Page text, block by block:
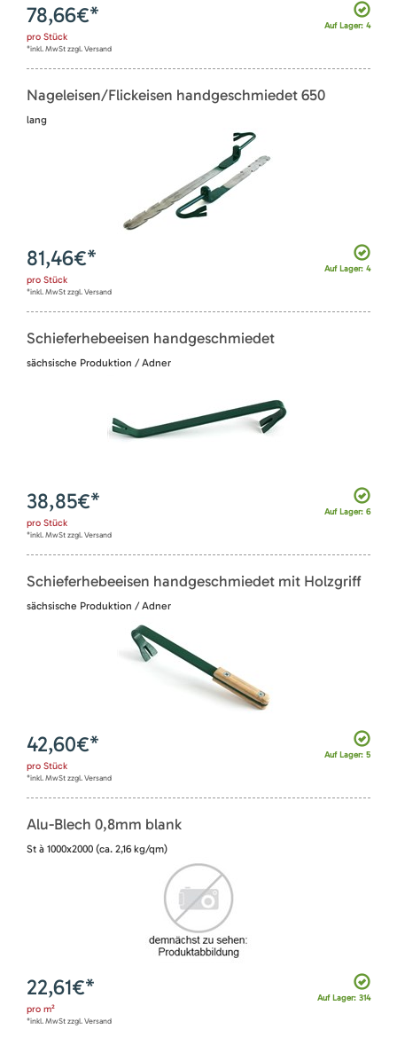
Auf Lager: 4
78,66€*
pro Stück
*inkl. MwSt zzgl. Versand
Nageleisen/Flickeisen handgeschmiedet 650
lang
Auf Lager: 4
81,46€*
pro Stück
*inkl. MwSt zzgl. Versand
Schieferhebeeisen handgeschmiedet
sächsische Produktion / Adner
Auf Lager: 6
38,85€*
pro Stück
*inkl. MwSt zzgl. Versand
Schieferhebeeisen handgeschmiedet mit Holzgriff
sächsische Produktion / Adner
Auf Lager: 5
42,60€*
pro Stück
*inkl. MwSt zzgl. Versand
Alu-Blech 0,8mm blank
St à 1000x2000 (ca. 2,16 kg/qm)
Auf Lager: 314
22,61€*
pro m²
*inkl. MwSt zzgl. Versand